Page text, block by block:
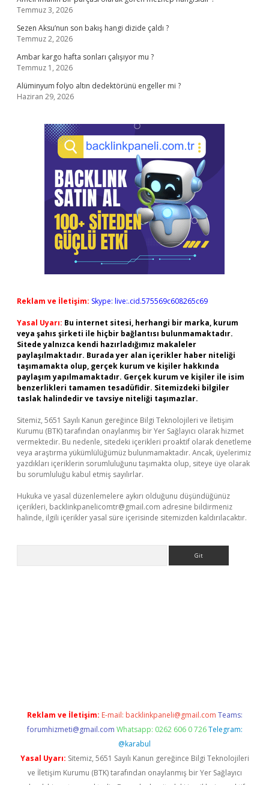
Temmuz 3, 2026
Sezen Aksu’nun son bakış hangi dizide çaldı ?
Temmuz 2, 2026
Ambar kargo hafta sonları çalışıyor mu ?
Temmuz 1, 2026
Alüminyum folyo altın dedektörünü engeller mi ?
Haziran 29, 2026
Reklam ve İletişim: Skype: live:.cid.575569c608265c69
Yasal Uyarı: Bu internet sitesi, herhangi bir marka, kurum
veya şahıs şirketi ile hiçbir bağlantısı bulunmamaktadır.
Sitede yalnızca kendi hazırladığımız makaleler
paylaşılmaktadır. Burada yer alan içerikler haber niteliği
taşımamakta olup, gerçek kurum ve kişiler hakkında
paylaşım yapılmamaktadır. Gerçek kurum ve kişiler ile isim
benzerlikleri tamamen tesadüfidir. Sitemizdeki bilgiler
taslak halindedir ve tavsiye niteliği taşımazlar.
Sitemiz, 5651 Sayılı Kanun gereğince Bilgi Teknolojileri ve İletişim
Kurumu (BTK) tarafından onaylanmış bir Yer Sağlayıcı olarak hizmet
vermektedir. Bu nedenle, sitedeki içerikleri proaktif olarak denetleme
veya araştırma yükümlülüğümüz bulunmamaktadır. Ancak, üyelerimiz
yazdıkları içeriklerin sorumluluğunu taşımakta olup, siteye üye olarak
bu sorumluluğu kabul etmiş sayılırlar.
Hukuka ve yasal düzenlemelere aykırı olduğunu düşündüğünüz
içerikleri, backlinkpanelicomtr@gmail.com adresine bildirmeniz
halinde, ilgili içerikler yasal süre içerisinde sitemizden kaldırılacaktır.
Reklam ve İletişim: E-mail: backlinkpaneli@gmail.com Teams:
forumhizmeti@gmail.com Whatsapp: 0262 606 0 726 Telegram:
@karabul
Yasal Uyarı: Sitemiz, 5651 Sayılı Kanun gereğince Bilgi Teknolojileri
ve İletişim Kurumu (BTK) tarafından onaylanmış bir Yer Sağlayıcı